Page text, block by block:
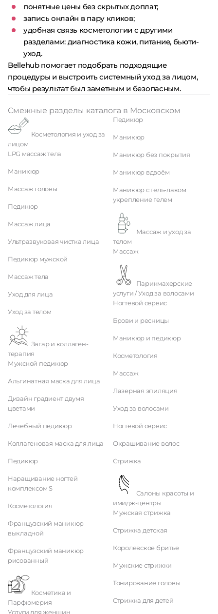
понятные цены без скрытых доплат;
запись онлайн в пару кликов;
удобная связь косметологии с другими
разделами: диагностика кожи, питание, бьюти-
уход.
Bellehub помогает подобрать подходящие
процедуры и выстроить системный уход за лицом,
чтобы результат был заметным и безопасным.
Смежные разделы каталога в Московском
лицом
LPG массаж тела
Маникюр
Массаж головы
Педикюр
Массаж лица
Ультразвуковая чистка лица
Педикюр мужской
Массаж тела
Уход для лица
Уход за телом
терапия
Мужской педикюр
Альгинатная маска для лица
Дизайн градиент двумя
цветами
Лечебный педикюр
Коллагеновая маска для лица
Педикюр
Наращивание ногтей
комплексом S
Косметология
Французский маникюр
выкладной
Французский маникюр
рисованный
Парфюмерия
Услуги для женщин
Педикюр
Маникюр
Маникюр без покрытия
Маникюр вдвоём
Маникюр с гель-лаком
укрепление гелем
телом
Массаж
услуги / Уход за волосами
Ногтевой сервис
Брови и ресницы
Маникюр и педикюр
Косметология
Массаж
Лазерная эпиляция
Уход за волосами
Ногтевой сервис
Окрашивание волос
Стрижка
имидж-центры
Мужская стрижка
Стрижка детская
Королевское бритье
Мужские стрижки
Тонирование головы
Стрижка для детей